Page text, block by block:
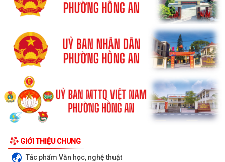
GIỚI THIỆU CHUNG
Tác phẩm Văn học, nghệ thuật